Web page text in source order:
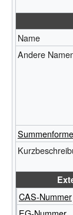
Name
Andere
CAS-Nummer